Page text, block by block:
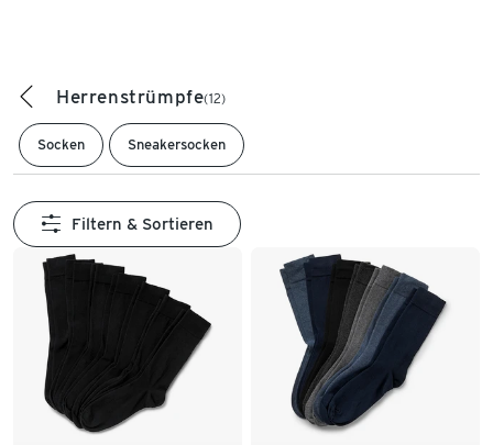
Herrenstrümpfe(12)
Socken Sneakersocken
Filtern & Sortieren